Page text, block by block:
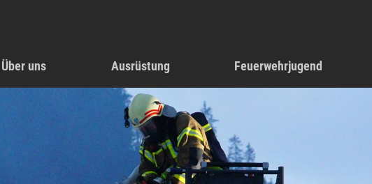
Über uns Ausrüstung Feuerwehrjugend